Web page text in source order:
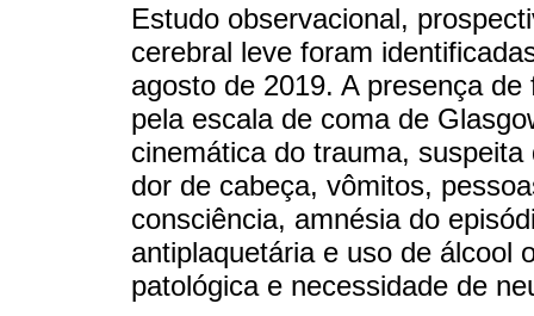
Estudo observacional,
cerebral leve foram
agosto de 2019. A presença
pela escala de coma de
cinemática do trauma,
dor de cabeça, vômitos,
consciência, amnésia do
antiplaquetária e uso de álcool
patológica e necessidade de